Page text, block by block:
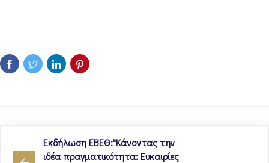
Εκδήλωση ΕΒΕΘ:"Κάνοντας την
ιδέα πραγματικότητα: Ευκαιρίες